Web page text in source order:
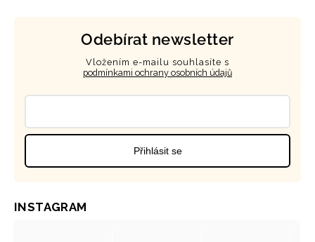
Odebírat newsletter
Vložením e-mailu souhlasíte s
podmínkami ochrany osobních údajů
Přihlásit se
INSTAGRAM